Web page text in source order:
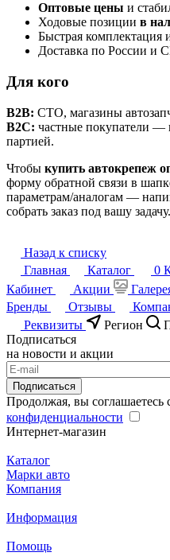
Оптовые цены и
Ходовые позиции в
Быстрая комплектация
Доставка по России и
Для кого
B2B: СТО, магазины
B2C: частные покупатели —
партией.
Чтобы купить автокрепеж
форму обратной связи в
параметрам/аналогам —
собрать заказ под вашу задачу.
Назад к списку
Главная
Каталог 0
Кабинет
Акции
Бренды
Отзывы
Реквизиты
Регион
Подписаться
на новости и акции
Подписаться
Продолжая, вы соглашаетесь
конфиденциальности
Интернет-магазин
Каталог
Марки авто
Компания
Информация
Помощь